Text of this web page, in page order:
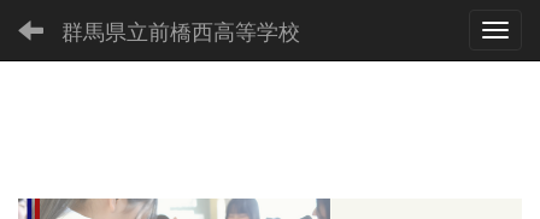
群馬県立前橋西高等学校